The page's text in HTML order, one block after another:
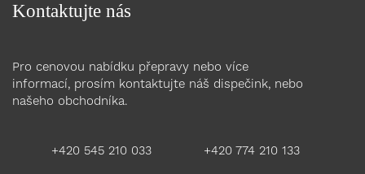
Kontaktujte nás
Pro cenovou nabídku přepravy nebo více
informací, prosím kontaktujte náš dispečink, nebo
našeho obchodníka.
+420 545 210 033 +420 774 210 133